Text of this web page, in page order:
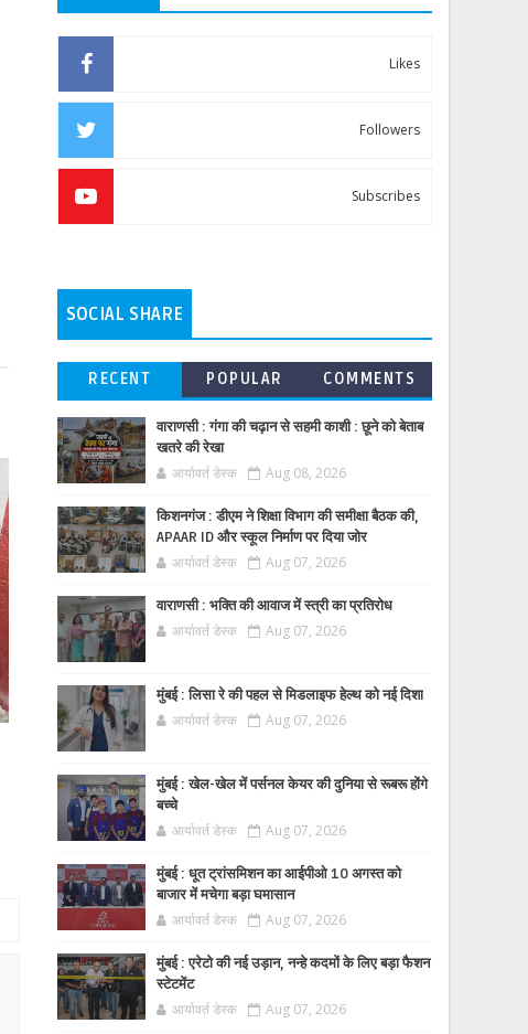
Likes
Followers
Subscribes
SOCIAL SHARE
RECENT POPULAR COMMENTS
वाराणसी : गंगा की चढ़ान से सहमी काशी : छूने को बेताब
खतरे की रेखा
आर्यावर्त डेस्क Aug 08, 2026
किशनगंज : डीएम ने शिक्षा विभाग की समीक्षा बैठक की,
APAAR ID और स्कूल निर्माण पर दिया जोर
आर्यावर्त डेस्क Aug 07, 2026
वाराणसी : भक्ति की आवाज में स्त्री का प्रतिरोध
आर्यावर्त डेस्क Aug 07, 2026
मुंबई : लिसा रे की पहल से मिडलाइफ हेल्थ को नई दिशा
आर्यावर्त डेस्क Aug 07, 2026
मुंबई : खेल-खेल में पर्सनल केयर की दुनिया से रूबरू होंगे
बच्चे
आर्यावर्त डेस्क Aug 07, 2026
मुंबई : धूत ट्रांसमिशन का आईपीओ 10 अगस्त को
बाजार में मचेगा बड़ा घमासान
आर्यावर्त डेस्क Aug 07, 2026
मुंबई : एरेटो की नई उड़ान, नन्हे कदमों के लिए बड़ा फैशन
स्टेटमेंट
आर्यावर्त डेस्क Aug 07, 2026